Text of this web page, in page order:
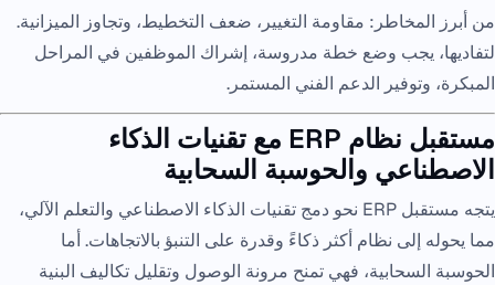
من أبرز المخاطر: مقاومة التغيير، ضعف التخطيط، وتجاوز الميزانية.
لتفاديها، يجب وضع خطة مدروسة، إشراك الموظفين في المراحل
المبكرة، وتوفير الدعم الفني المستمر.
مستقبل نظام ERP مع تقنيات الذكاء
الاصطناعي والحوسبة السحابية
يتجه مستقبل ERP نحو دمج تقنيات الذكاء الاصطناعي والتعلم الآلي،
مما يحوله إلى نظام أكثر ذكاءً وقدرة على التنبؤ بالاتجاهات. أما
الحوسبة السحابية، فهي تمنح مرونة الوصول وتقليل تكاليف البنية